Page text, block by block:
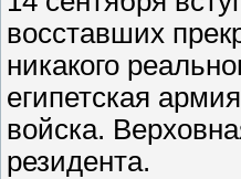
восставших
никакого
египетская
войска.
резидента.